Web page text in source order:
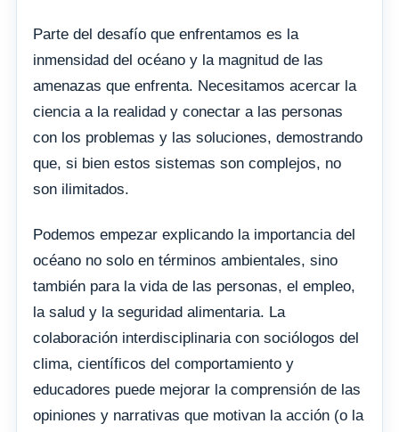
Parte del desafío que enfrentamos es la
inmensidad del océano y la magnitud de las
amenazas que enfrenta. Necesitamos acercar la
ciencia a la realidad y conectar a las personas
con los problemas y las soluciones, demostrando
que, si bien estos sistemas son complejos, no
son ilimitados.
Podemos empezar explicando la importancia del
océano no solo en términos ambientales, sino
también para la vida de las personas, el empleo,
la salud y la seguridad alimentaria. La
colaboración interdisciplinaria con sociólogos del
clima, científicos del comportamiento y
educadores puede mejorar la comprensión de las
opiniones y narrativas que motivan la acción (o la